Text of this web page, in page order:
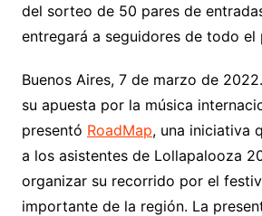
del sorteo de 50 pares de
entregará a seguidores de todo el
Buenos Aires, 7 de marzo de
su apuesta por la música
presentó RoadMap, una iniciativa
a los asistentes de Lollapalooza
organizar su recorrido por el
importante de la región. La